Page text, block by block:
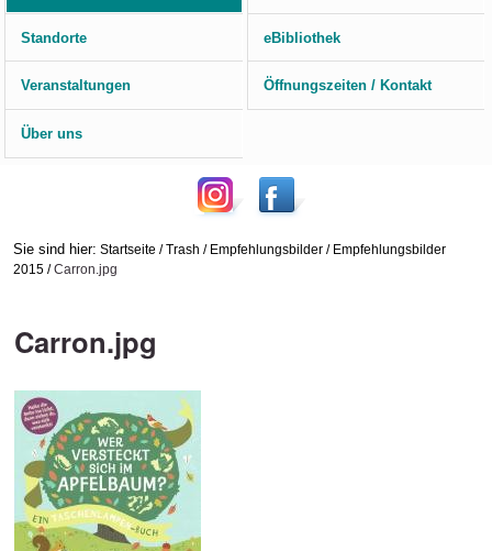
Standorte eBibliothek
Veranstaltungen Öffnungszeiten / Kontakt
Über uns
Sie sind hier: Startseite /Trash / Empfehlungsbilder / Empfehlungsbilder
2015 /Carron.jpg
Carron.jpg